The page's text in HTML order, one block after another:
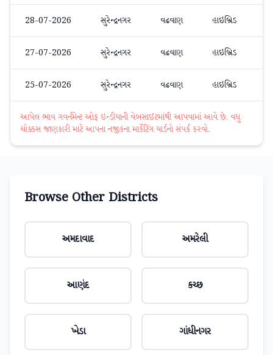
28-07-2026 સુરેન્દ્રનગર વઢવાણ હાઇબ્રિડ
27-07-2026 સુરેન્દ્રનગર વઢવાણ હાઇબ્રિડ
25-07-2026 સુરેન્દ્રનગર વઢવાણ હાઇબ્રિડ
આપેલ ભાવ ગવર્નમેન્ટ ઓફ ઇન્ડીયાની વેબસાઈટમાંથી આપવામાં આવે છે. વધુ
ચોક્કસ જાણકારી માટે આપના નજીકના માર્કેટિંગ યાર્ડનો સંપર્ક કરવો.
Browse Other Districts
અમદાવાદ અમરેલી
આણંદ કચ્છ
ખેડા ગાંધીનગર